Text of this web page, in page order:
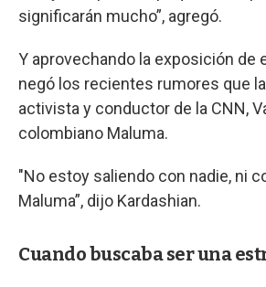
significarán mucho”, agregó.
Y aprovechando la exposición de
negó los recientes rumores que
activista y conductor de la CNN,
colombiano Maluma.
"No estoy saliendo con nadie, ni
Maluma”, dijo Kardashian.
Cuando buscaba ser una